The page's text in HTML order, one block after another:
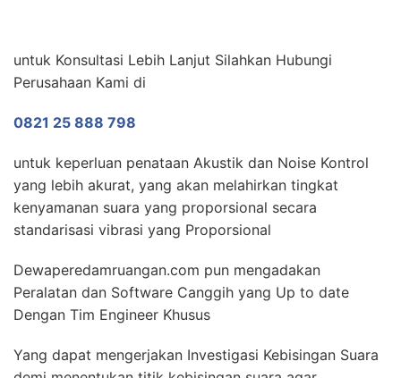
untuk Konsultasi Lebih Lanjut Silahkan Hubungi
Perusahaan Kami di
0821 25 888 798
untuk keperluan penataan Akustik dan Noise Kontrol
yang lebih akurat, yang akan melahirkan tingkat
kenyamanan suara yang proporsional secara
standarisasi vibrasi yang Proporsional
Dewaperedamruangan.com pun mengadakan
Peralatan dan Software Canggih yang Up to date
Dengan Tim Engineer Khusus
Yang dapat mengerjakan Investigasi Kebisingan Suara